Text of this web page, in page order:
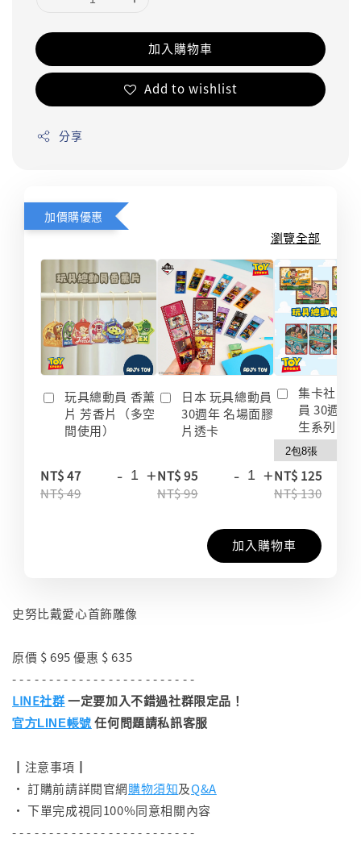
加入購物車
Add to wishlist
分享
加價購優惠
瀏覽全部
玩具總動員 香薰
片 芳香片（多空
間使用）
NT$ 47
NT$ 49
- +
日本 玩具總動員
30週年 名場面膠
片透卡
NT$ 95
NT$ 99
- +
集卡社 玩
員 30週年
生系列 收
NT$ 125
NT$ 130
加入購物車
史努比戴愛心首飾雕像
原價 $ 695 優惠 $ 635
- - - - - - - - - - - - - - - - - - - - - - - - -
LINE社群一定要加入不錯過社群限定品！
官方LINE帳號 任何問題請私訊客服
┃注意事項┃
• 訂購前請詳閱官網購物須知及Q&A
• 下單完成視同100%同意相關內容
- - - - - - - - - - - - - - - - - - - - - - - - -